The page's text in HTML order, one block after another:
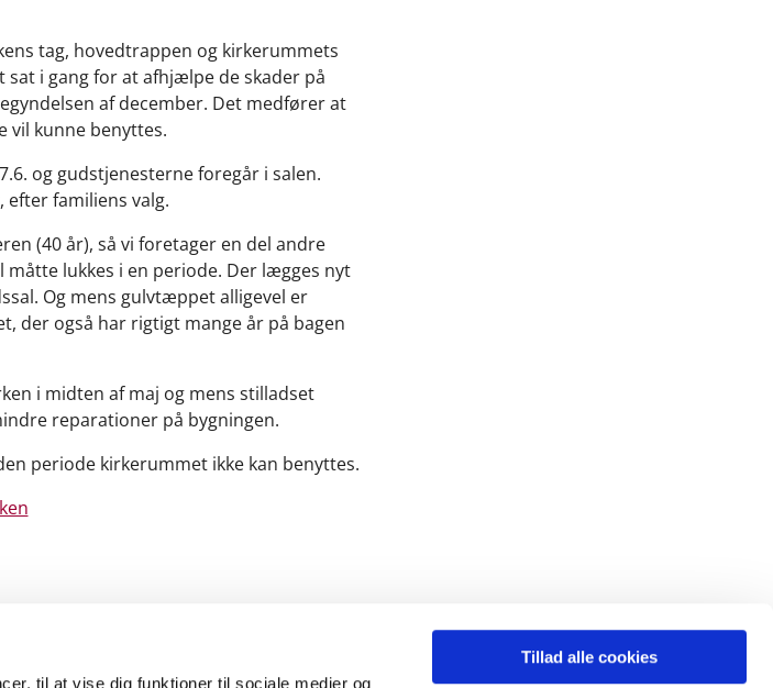
til at vise dig funktioner til sociale medier og
Tillad alle cookies
tag, hovedtrappen og kirkerummets
i gang for at afhjælpe de skader på
af december. Det medfører at
vil kunne benyttes.
og gudstjenesterne foregår i salen.
efter familiens valg.
(40 år), så vi foretager en del andre
lukkes i en periode. Der lægges nyt
Og mens gulvtæppet alligevel er
der også har rigtigt mange år på bagen
i midten af maj og mens stilladset
reparationer på bygningen.
periode kirkerummet ikke kan benyttes.